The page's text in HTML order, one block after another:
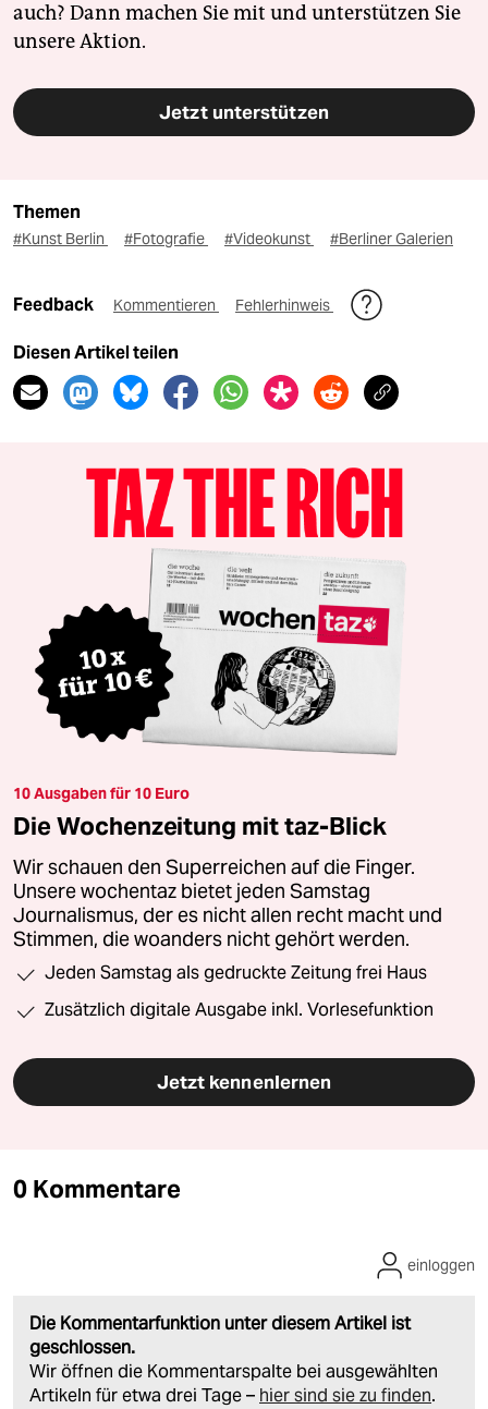
auch? Dann machen Sie mit und unterstützen Sie
unsere Aktion.
Jetzt unterstützen
Themen
#Kunst Berlin #Fotografie #Videokunst #Berliner Galerien
Feedback Kommentieren Fehlerhinweis
Diesen Artikel teilen
10 Ausgaben für 10 Euro
Die Wochenzeitung mit taz-Blick
Wir schauen den Superreichen auf die Finger.
Unsere wochentaz bietet jeden Samstag
Journalismus, der es nicht allen recht macht und
Stimmen, die woanders nicht gehört werden.
Jeden Samstag als gedruckte Zeitung frei Haus
Zusätzlich digitale Ausgabe inkl. Vorlesefunktion
Jetzt kennenlernen
0 Kommentare
Die Kommentarfunktion unter diesem Artikel ist
geschlossen.
Wir öffnen die Kommentarspalte bei ausgewählten
Artikeln für etwa drei Tage – hier sind sie zu finden.
einloggen